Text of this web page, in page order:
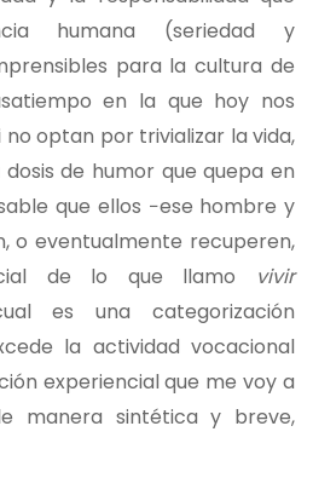
humana (seriedad y
para la cultura de
en la que hoy nos
no optan por trivializar la vida,
de humor que quepa en
que ellos −ese hombre y
o eventualmente recuperen,
de lo que llamo vivir
es una categorización
la actividad vocacional
experiencial que me voy a
manera sintética y breve,